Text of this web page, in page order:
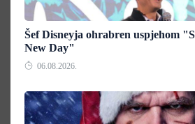
Šef Disneyja ohrabren uspjehom
New Day"
06.08.2026.